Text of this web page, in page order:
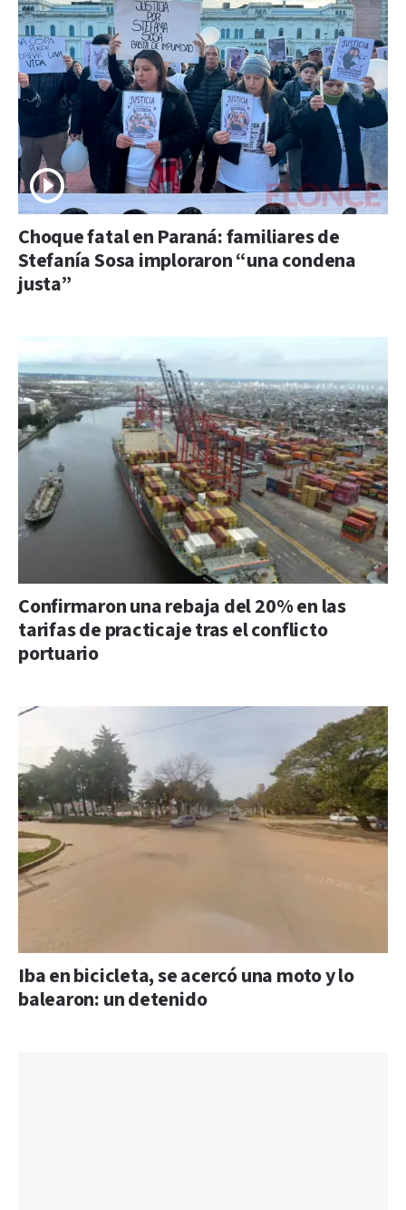
Choque fatal en Paraná: familiares de
Stefanía Sosa imploraron “una condena
justa”
Confirmaron una rebaja del 20% en las
tarifas de practicaje tras el conflicto
portuario
Iba en bicicleta, se acercó una moto y lo
balearon: un detenido